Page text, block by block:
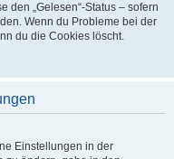
den „Gelesen“-Status – sofern
Wenn du Probleme bei der
du die Cookies löscht.
Einstellungen in der